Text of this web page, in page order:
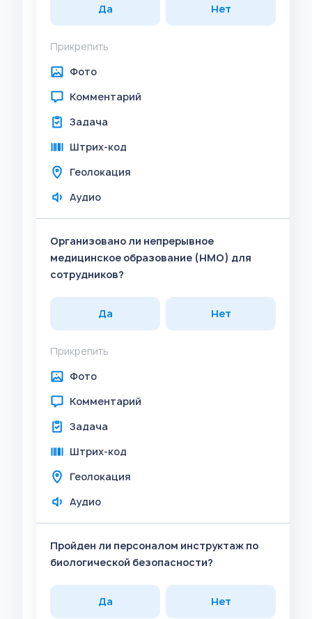
Да Нет
Прикрепить
Фото
Комментарий
Задача
Штрих-код
Геолокация
Аудио
Организовано ли непрерывное
медицинское образование (НМО) для
сотрудников?
Да Нет
Прикрепить
Фото
Комментарий
Задача
Штрих-код
Геолокация
Аудио
Пройден ли персоналом инструктаж по
биологической безопасности?
Да Нет